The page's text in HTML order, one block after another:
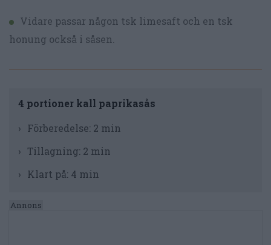
Vidare passar någon tsk limesaft och en tsk
honung också i såsen.
4 portioner kall paprikasås
Förberedelse: 2 min
Tillagning: 2 min
Klart på: 4 min